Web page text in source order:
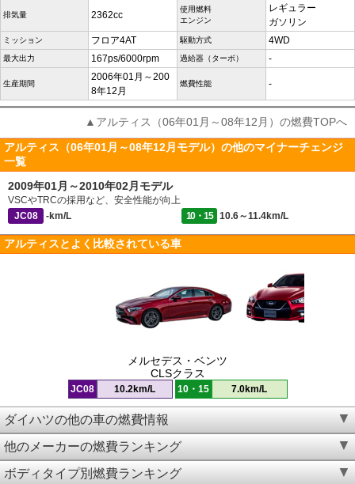
排気量 2362cc
使用燃料
エンジン
レギュラー
ガソリン
ミッション フロア4AT 駆動方式 4WD
最大出力 167ps/6000rpm 過給器（ターボ） -
生産期間
2006年01月～200
8年12月
燃費性能 -
▲アルティス（06年01月～08年12月）の燃費TOPへ
アルティス（06年01月～08年12月モデル）の他のマイナーチェンジ
一覧
2009年01月～2010年02月モデル
VSCやTRCの採用など、安全性能が向上
JC08
-km/L 10・15 10.6～11.4km/L
アルティスとよく比較されている車
メルセデス・ベンツ
CLSクラス
JC08 10.2km/L 10・15 7.0km/L
ダイハツの他の車の燃費情報
他のメーカーの燃費ランキング
ボディタイプ別燃費ランキング